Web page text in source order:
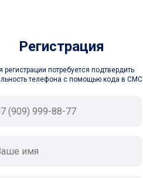
Регистрация
регистрации потребуется подтвердить
телефона с помощью кода в СМС